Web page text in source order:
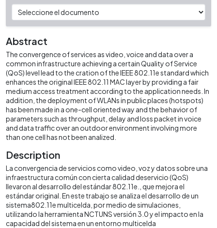
Abstract
The convergence of services as video, voice and data over a
common infrastructure achieving a certain Quality of Service
(QoS) level lead to the cration of the IEEE 802.11e standard which
enhances the original IEEE 802.11 MAC layer by providing a fair
medium access treatment according to the application needs. In
addition, the deployment of WLANs in public places (hotspots)
has been made in a one-cell oriented way and the behavior of
parameters such as throughput, delay and loss packet in voice
and data traffic over an outdoor environment involving more
than one cell has not been analized.
Description
La convergencia de servicios como video, voz y datos sobre una
infraestructura común con cierta calidad deservicio (QoS)
llevaron al desarrollo del estándar 802.11e., que mejora el
estándar original. En este trabajo se analiza el desarrollo de un
sistema802.11e multicelda, por medio de simulaciones,
utilizando la herramienta NCTUNS versión 3.0 y el impacto en la
capacidad del sistema en un entorno multicelda